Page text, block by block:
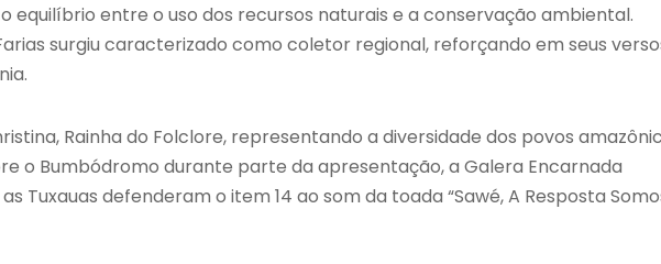
equilíbrio entre o uso dos recursos naturais e a conservação ambiental.
surgiu caracterizado como coletor regional, reforçando em seus
Rainha do Folclore, representando a diversidade dos povos
o Bumbódromo durante parte da apresentação, a Galera Encarnada
Tuxauas defenderam o item 14 ao som da toada “Sawé, A Resposta